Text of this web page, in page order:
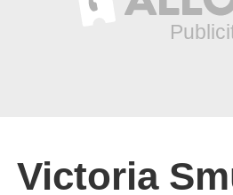
Victoria